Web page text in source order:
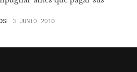
3 JUNIO 2010